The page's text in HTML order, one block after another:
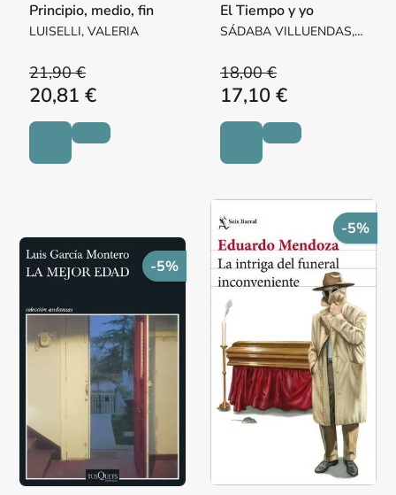
Principio, medio, fin
LUISELLI, VALERIA
21,90 €
20,81 €
El Tiempo y yo
SÁDABA VILLUENDAS,
18,00 €
17,10 €
-5%
-5%